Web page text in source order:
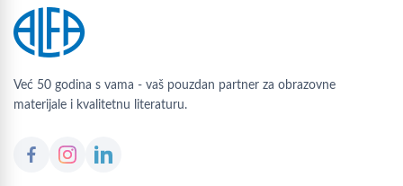
Već 50 godina s vama - vaš pouzdan partner za obrazovne
materijale i kvalitetnu literaturu.